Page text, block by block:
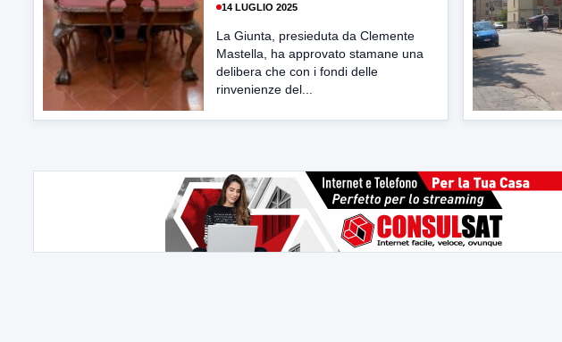
14 LUGLIO 2025
La Giunta, presieduta da Clemente
Mastella, ha approvato stamane una
delibera che con i fondi delle
rinvenienze del...